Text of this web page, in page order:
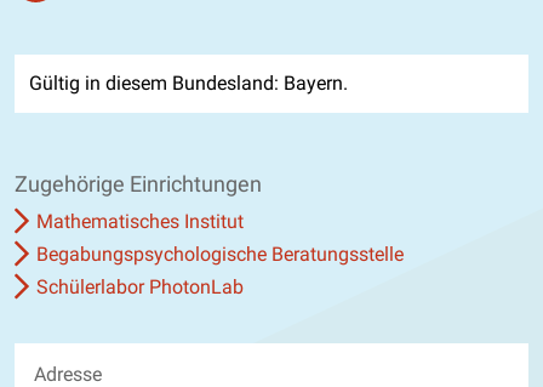
Gültig in diesem Bundesland: Bayern.
Zugehörige Einrichtungen
Mathematisches Institut
Begabungspsychologische Beratungsstelle
Schülerlabor PhotonLab
Adresse